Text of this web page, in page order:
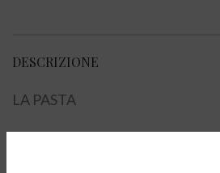
DESCRIZIONE
LA PASTA